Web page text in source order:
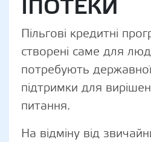
ІПОТЕКИ
Пільгові кредитні
створені саме для
потребують
підтримки для
питання.
На відміну від